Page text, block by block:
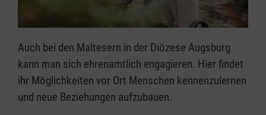
Auch bei den Maltesern in der Diözese Augsburg
kann man sich ehrenamtlich engagieren. Hier findet
ihr Möglichkeiten vor Ort Menschen kennenzulernen
und neue Beziehungen aufzubauen.